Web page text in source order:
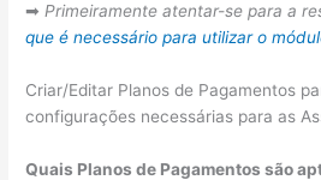
➡ Primeiramente atentar-se para a
que é necessário para utilizar o
Criar/Editar Planos de Pagamentos
configurações necessárias para as
Quais Planos de Pagamentos são